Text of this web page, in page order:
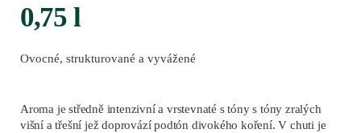
0,75 l
Ovocné, strukturované a vyvážené
Aroma je středně intenzivní a vrstevnaté s tóny s tóny zralých
višní a třešní jež doprovází podtón divokého koření. V chuti je